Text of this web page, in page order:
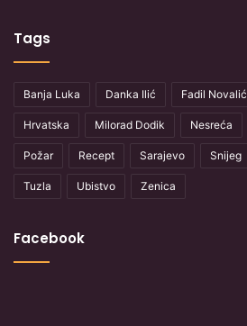
Tags
Banja Luka Danka Ilić Fadil Novalić
Hrvatska Milorad Dodik Nesreća
Požar Recept Sarajevo Snijeg
Tuzla Ubistvo Zenica
Facebook